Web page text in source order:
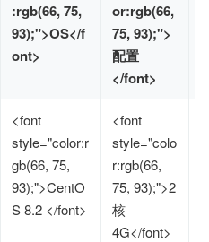
:rgb(66, 75,
93);">OS</f
ont>
or:rgb(66,
75, 93);">
配置
</font>
<font
style="color:r
gb(66, 75,
93);">CentO
S 8.2 </font>
<font
style="colo
r:rgb(66,
75, 93);">2
核
4G</font>